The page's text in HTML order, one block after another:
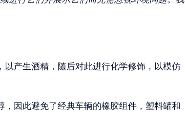
产生酒精，随后对此进行化学修饰，以模仿
因此避免了经典车辆的橡胶组件，塑料罐和